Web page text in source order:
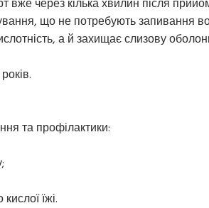
що не потребують запивання
а й захищає слизову
та профілактики:
їжі.